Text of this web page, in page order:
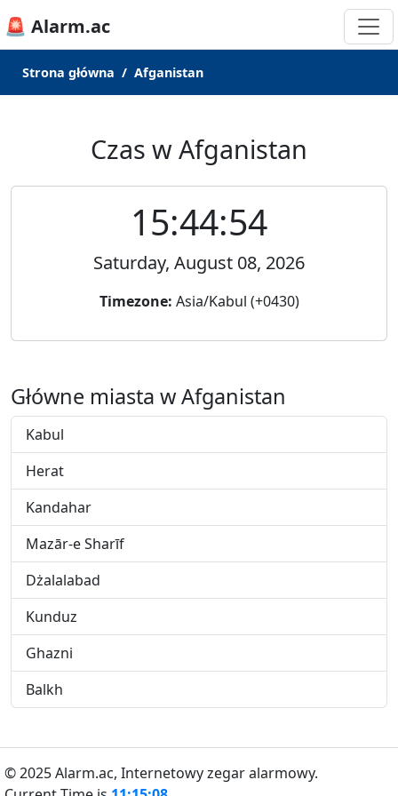
🚨 Alarm.ac
Strona główna Afganistan
Czas w Afganistan
15:44:54
Saturday, August 08, 2026
Timezone: Asia/Kabul (+0430)
Główne miasta w Afganistan
Kabul
Herat
Kandahar
Mazār-e Sharīf
Dżalalabad
Kunduz
Ghazni
Balkh
© 2025 Alarm.ac, Internetowy zegar alarmowy.